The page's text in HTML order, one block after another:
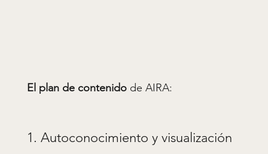
El plan de contenido de AIRA:
1. Autoconocimiento y visualización